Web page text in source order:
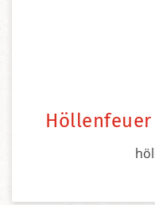
Höllenfeuer